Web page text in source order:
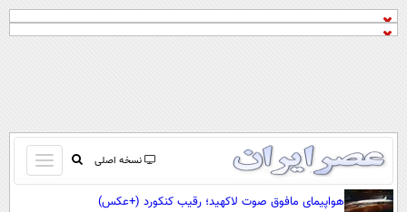
نسخه اصلی
باز
و
صفحه اول
هواپیمای مافوق صوت لاکهید؛ رقیب کنکورد (+عکس)